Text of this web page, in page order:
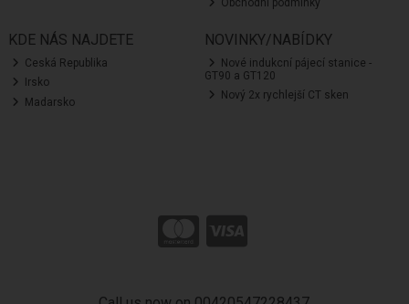
Obchodní podmínky
KDE NÁS NAJDETE
Ceská Republika
Irsko
Madarsko
NOVINKY/NABÍDKY
Nové indukcní pájecí stanice -
GT90 a GT120
Nový 2x rychlejší CT sken